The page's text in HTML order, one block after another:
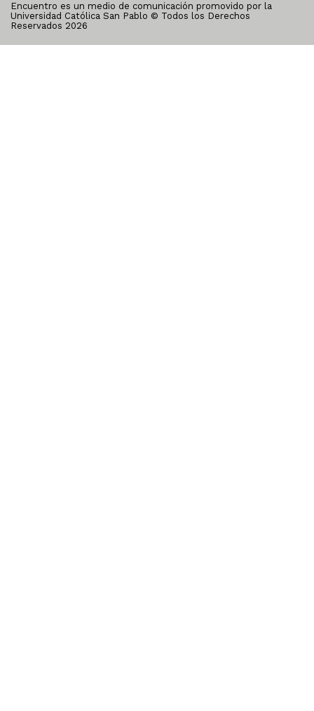
Encuentro es un medio de comunicación promovido por la
Universidad Católica San Pablo © Todos los Derechos
Reservados 2026